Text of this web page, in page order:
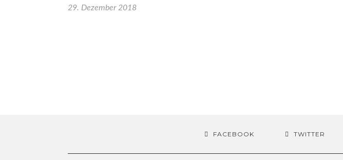
29. Dezember 2018
FACEBOOK TWITTER